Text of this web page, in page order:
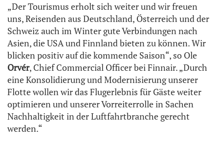
„Der Tourismus erholt sich weiter und wir freuen
uns, Reisenden aus Deutschland, Österreich und der
Schweiz auch im Winter gute Verbindungen nach
Asien, die USA und Finnland bieten zu können. Wir
blicken positiv auf die kommende Saison“, so Ole
Orvér, Chief Commercial Officer bei Finnair. „Durch
eine Konsolidierung und Modernisierung unserer
Flotte wollen wir das Flugerlebnis für Gäste weiter
optimieren und unserer Vorreiterrolle in Sachen
Nachhaltigkeit in der Luftfahrtbranche gerecht
werden.“